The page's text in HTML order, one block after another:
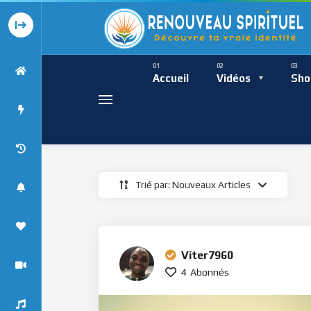
Accueil Vidéos
Présence
Présence
Trié par: Nouveaux Articles
Viter7960
4 Abonnés